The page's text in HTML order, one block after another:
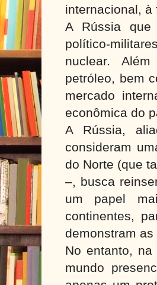
internacional, à
A Rússia que
político-
nuclear.
petróleo, bem
mercado
econômica do
A Rússia,
consideram
do Norte (que
–, busca
um papel
continentes,
demonstram
No entanto,
mundo